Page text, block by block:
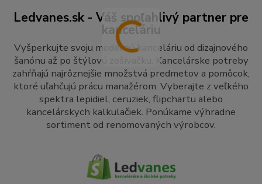
Ledvanes.sk - Váš spoľahlivý partner pre
kanceláriu
Vyšperkujte svoju modernú kanceláriu od dizajnového
šanónu až po štýlovú zošívačku. Kancelárske potreby
zahŕňajú najrôznejšie množstvá predmetov a pomôcok,
ktoré uľahčujú prácu manažérom. Vyberajte z veľkého
spektra lepidiel, ceruziek, flipchartu alebo
kancelárskych kalkulačiek. Ponúkame výhradne
sortiment od renomovaných výrobcov.